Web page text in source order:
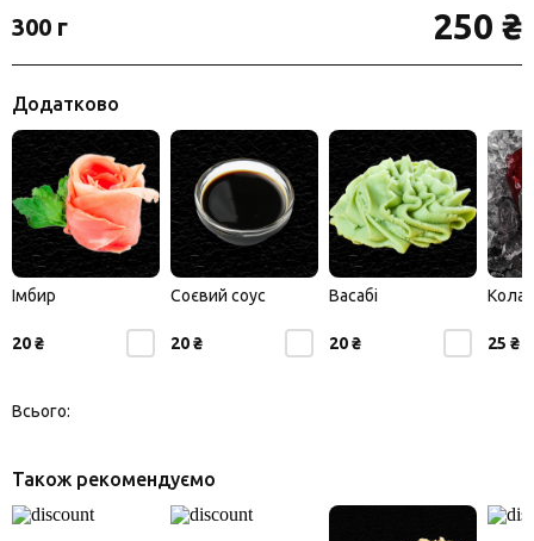
300 г 250 ₴
Додатково
Імбир
20 ₴
Соєвий соус
20 ₴
Васабі
20 ₴
Кола
25 ₴
Всього:
Також рекомендуємо